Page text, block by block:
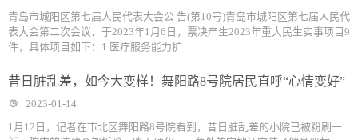
青岛市城阳区第七届人民代表大会公 告(第10号)青岛市城阳区第七届人民代
表大会第二次会议，于2023年1月6日，票决产生2023年重大民生实事项目9
件，具体项目如下：1.医疗服务能力扩
昔日脏乱差，如今大变样！舞阳路8号院居民直呼“心情变好”
2023-01-14
1月12日，记者在市北区舞阳路8号院看到，昔日脏乱差的小院已被粉刷一